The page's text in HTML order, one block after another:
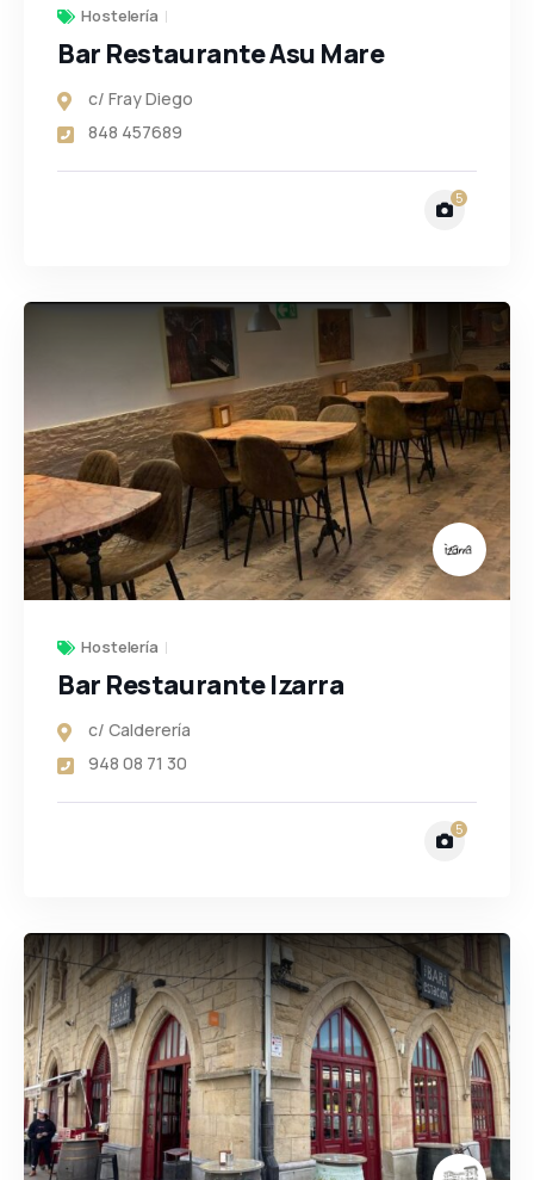
Hostelería
Bar Restaurante Asu Mare
c/ Fray Diego
848 457689
5
Hostelería
Bar Restaurante Izarra
c/ Calderería
948 08 71 30
5
3